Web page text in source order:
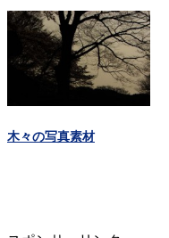
木々の写真素材